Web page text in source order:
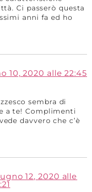
Ci passerò questa
anni fa ed ho
10, 2020 alle 22:45
sembra di
a te! Complimenti
davvero che c’è
12, 2020 alle